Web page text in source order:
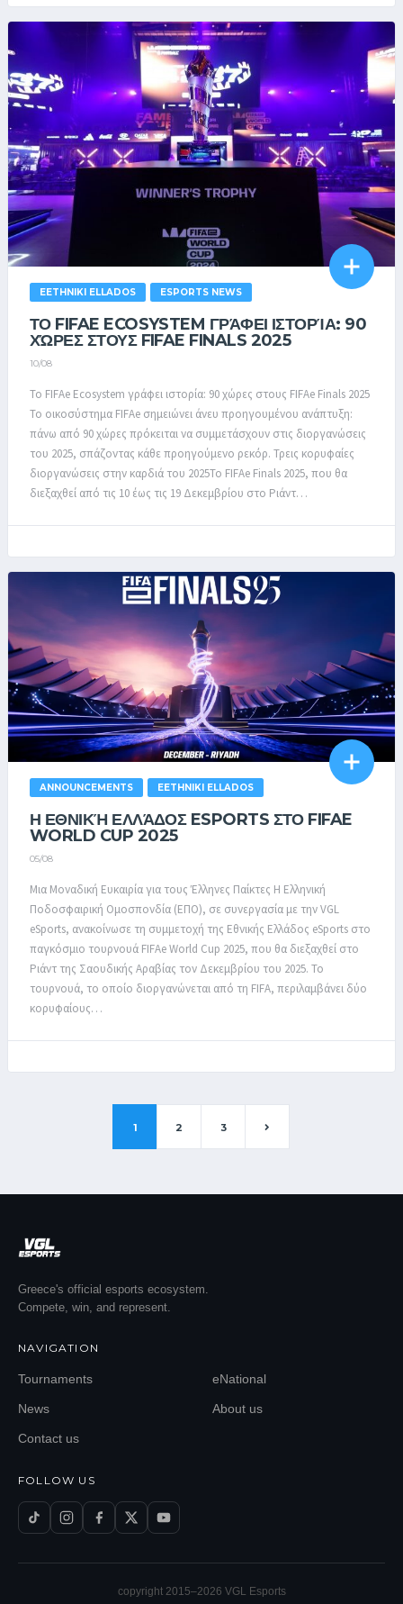
EETHNIKI ELLADOS ESPORTS NEWS
ΤΟ FIFAE ECOSYSTEM ΓΡΆΦΕΙ ΙΣΤΟΡΊΑ: 90
ΧΏΡΕΣ ΣΤΟΥΣ FIFAE FINALS 2025
10/08
Το FIFAe Ecosystem γράφει ιστορία: 90 χώρες στους FIFAe Finals 2025
Το οικοσύστημα FIFAe σημειώνει άνευ προηγουμένου ανάπτυξη:
πάνω από 90 χώρες πρόκειται να συμμετάσχουν στις διοργανώσεις
του 2025, σπάζοντας κάθε προηγούμενο ρεκόρ. Τρεις κορυφαίες
διοργανώσεις στην καρδιά του 2025Το FIFAe Finals 2025, που θα
διεξαχθεί από τις 10 έως τις 19 Δεκεμβρίου στο Ριάντ…
ANNOUNCEMENTS EETHNIKI ELLADOS
Η ΕΘΝΙΚΉ ΕΛΛΆΔΟΣ ESPORTS ΣΤΟ FIFAE
WORLD CUP 2025
05/08
Μια Μοναδική Ευκαιρία για τους Έλληνες Παίκτες Η Ελληνική
Ποδοσφαιρική Ομοσπονδία (ΕΠΟ), σε συνεργασία με την VGL
eSports, ανακοίνωσε τη συμμετοχή της Εθνικής Ελλάδος eSports στο
παγκόσμιο τουρνουά FIFAe World Cup 2025, που θα διεξαχθεί στο
Ριάντ της Σαουδικής Αραβίας τον Δεκεμβρίου του 2025. Το
τουρνουά, το οποίο διοργανώνεται από τη FIFA, περιλαμβάνει δύο
κορυφαίους…
1 2 3
Greece's official esports ecosystem.
Compete, win, and represent.
NAVIGATION
Tournaments eNational
News About us
Contact us
FOLLOW US
copyright 2015–2026 VGL Esports